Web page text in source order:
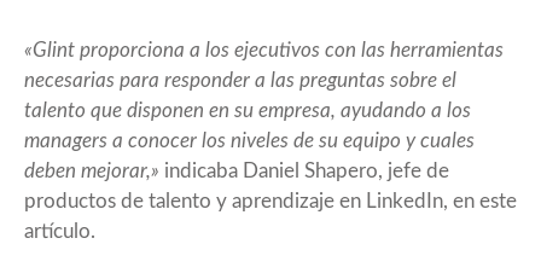
«Glint proporciona a los ejecutivos con las herramientas
necesarias para responder a las preguntas sobre el
talento que disponen en su empresa, ayudando a los
managers a conocer los niveles de su equipo y cuales
deben mejorar,» indicaba Daniel Shapero, jefe de
productos de talento y aprendizaje en LinkedIn, en este
artículo.